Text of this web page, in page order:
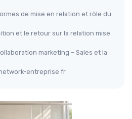
de mise en relation et rôle du
et le retour sur la relation mise
marketing – Sales et la
entreprise fr